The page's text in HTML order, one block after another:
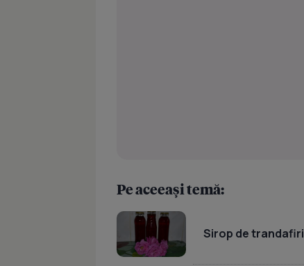
Pe aceeași temă:
Sirop de trandafiri